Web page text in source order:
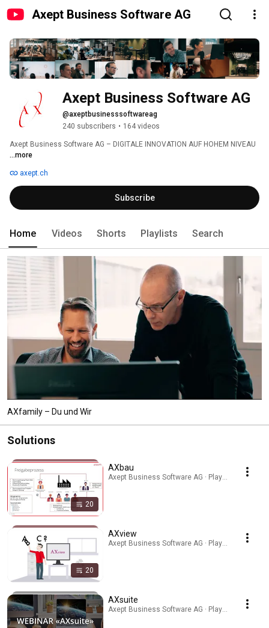
Axept Business Software AG
Axept Business Software AG
@axeptbusinesssoftwareag
240 subscribers • 164 videos
Axept Business Software AG – DIGITALE INNOVATION AUF HOHEM NIVEAU
...more
axept.ch
Subscribe
Home Videos Shorts Playlists Search
AXfamily – Du und Wir
Solutions
20
AXbau
Axept Business Software AG · Playlist
20
AXview
Axept Business Software AG · Playlist
AXsuite
Axept Business Software AG · Playlist